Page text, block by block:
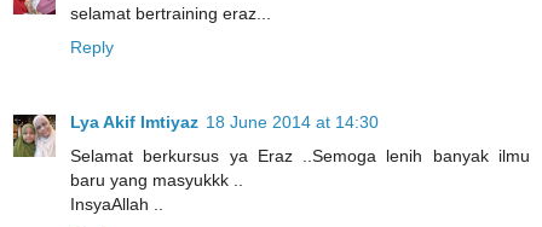
selamat bertraining eraz...
Reply
Lya Akif Imtiyaz 18 June 2014 at 14:30
Selamat berkursus ya Eraz ..Semoga lenih banyak ilmu
baru yang masyukkk ..
InsyaAllah ..